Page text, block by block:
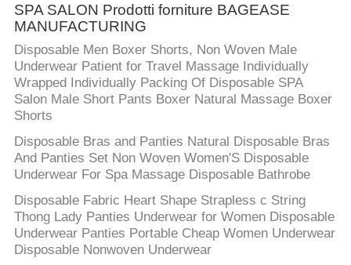
SPA SALON Prodotti forniture BAGEASE
MANUFACTURING
Disposable Men Boxer Shorts, Non Woven Male
Underwear Patient for Travel Massage Individually
Wrapped Individually Packing Of Disposable SPA
Salon Male Short Pants Boxer Natural Massage Boxer
Shorts
Disposable Bras and Panties Natural Disposable Bras
And Panties Set Non Woven Women'S Disposable
Underwear For Spa Massage Disposable Bathrobe
Disposable Fabric Heart Shape Strapless c String
Thong Lady Panties Underwear for Women Disposable
Underwear Panties Portable Cheap Women Underwear
Disposable Nonwoven Underwear